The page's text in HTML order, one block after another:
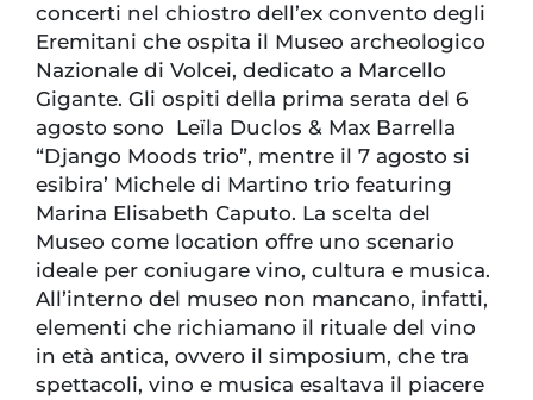
concerti nel chiostro dell’ex convento degli
Eremitani che ospita il Museo archeologico
Nazionale di Volcei, dedicato a Marcello
Gigante. Gli ospiti della prima serata del 6
agosto sono Leïla Duclos & Max Barrella
“Django Moods trio”, mentre il 7 agosto si
esibira’ Michele di Martino trio featuring
Marina Elisabeth Caputo. La scelta del
Museo come location offre uno scenario
ideale per coniugare vino, cultura e musica.
All’interno del museo non mancano, infatti,
elementi che richiamano il rituale del vino
in età antica, ovvero il simposium, che tra
spettacoli, vino e musica esaltava il piacere